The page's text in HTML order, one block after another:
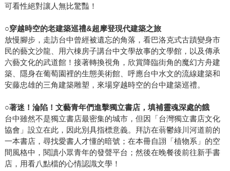
可看性絕對讓人無比驚豔！
○穿越時空的老建築巡禮&超摩登現代建築之旅
放慢腳步，走訪台中曾經被遺忘的角落，看巴洛克式古蹟變身市
民的藝文沙龍、用六棟房子講台中文學故事的文學館，以及傳承
六藝文化的武道館！接著轉換視角，欣賞降臨街角的魔幻方舟建
築、隱身在葡萄園裡的生態美術館、呼應台中水文的流線建築和
安藤忠雄的三角建築雕塑，來場穿越時空的台中建築巡禮。
○著迷！淪陷！文藝青年們進擊獨立書店，填補靈魂深處的餓
台中雖然不是獨立書店最密集的城市，但因「台灣獨立書店文化
協會」設立在此，因此別具指標意義。拜訪在蓊鬱綠川河道前的
一本書店，尋找愛書人才懂的暗號；在本冊自詡「植物系」的空
間風格中，閱讀小眾青年的發聲平台；然後在晚餐後前往新手書
店，用看八點檔的心情認識文學！